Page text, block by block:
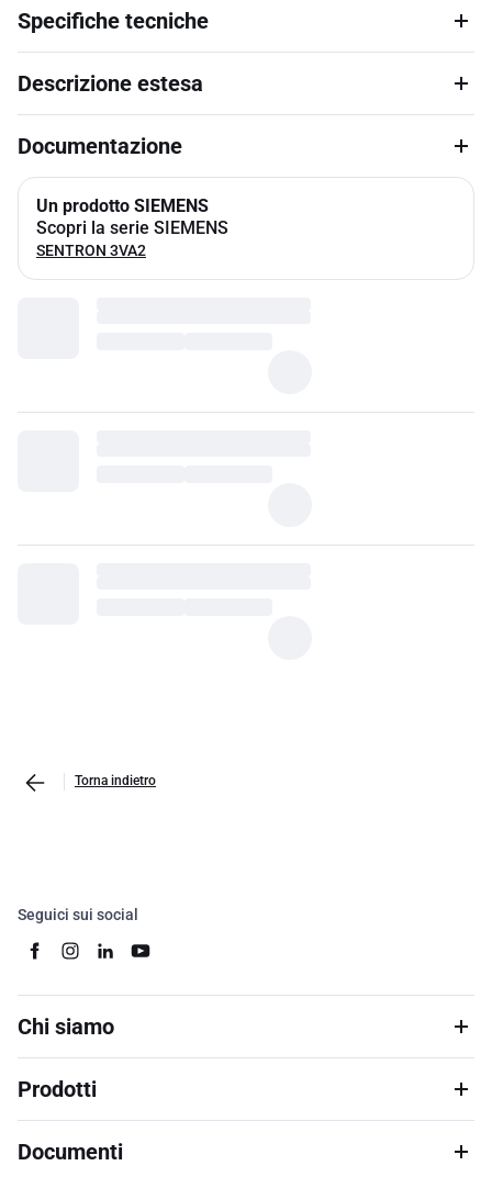
Specifiche tecniche
Descrizione estesa
Documentazione
Un prodotto SIEMENS
Scopri la serie SIEMENS
SENTRON 3VA2
Torna indietro
Seguici sui social
Chi siamo
Prodotti
Documenti